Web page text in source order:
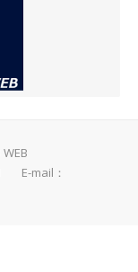
E-mail：